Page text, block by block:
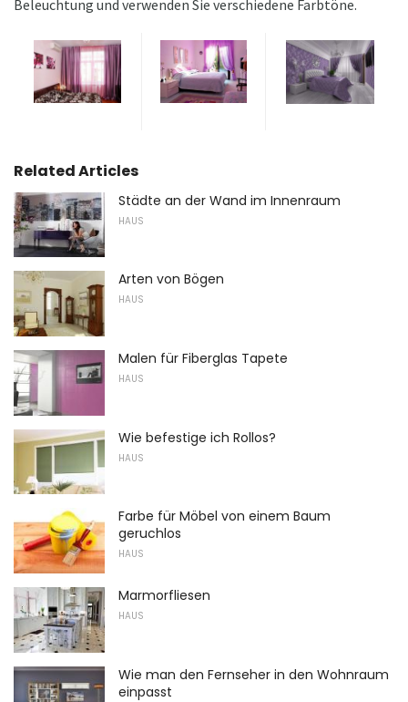
Beleuchtung und verwenden Sie verschiedene Farbtöne.
Related Articles
Städte an der Wand im Innenraum
HAUS
Arten von Bögen
HAUS
Malen für Fiberglas Tapete
HAUS
Wie befestige ich Rollos?
HAUS
Farbe für Möbel von einem Baum
geruchlos
HAUS
Marmorfliesen
HAUS
Wie man den Fernseher in den Wohnraum
einpasst